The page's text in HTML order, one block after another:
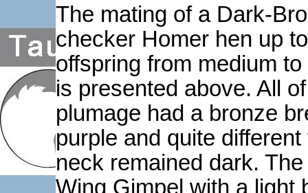
The mating of a Dark-
checker Homer hen up
offspring from medium
is presented above. All
plumage had a bronze
purple and quite
neck remained dark.
Wing Gimpel with a light